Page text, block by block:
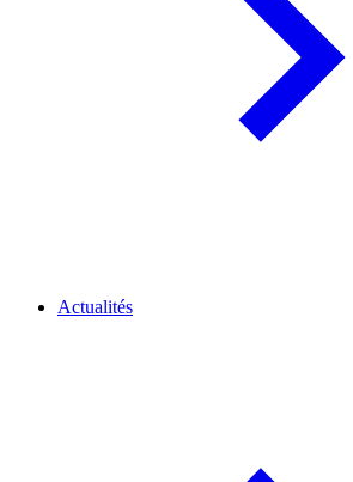
Actualités